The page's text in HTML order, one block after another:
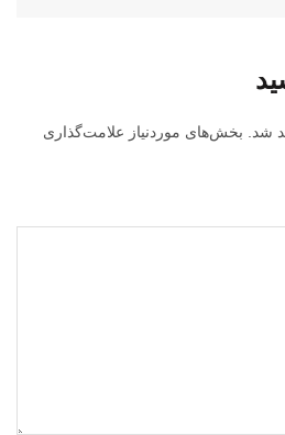
شد. بخش‌های موردنیاز علامت‌گذاری